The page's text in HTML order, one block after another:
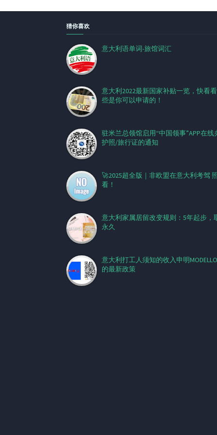
猜你喜欢
意大利语单词-旅馆词汇
意大利2022最新国家补贴一览，快看
些是你可以申请的！
驻米兰总领馆启用“中国领事”APP在线
护照/旅行证的通知
🚀2025超全版｜非欧盟在意大利考驾
看！
意大利家属居留改变规则：5年起步，
永久
意大利打工人须知的收入申明
的最新政策